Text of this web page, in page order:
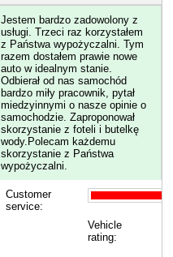
Jestem bardzo zadowolony z
usługi. Trzeci raz korzystałem
z Państwa wypożyczalni. Tym
razem dostałem prawie nowe
auto w idealnym stanie.
Odbierał od nas samochód
bardzo miły pracownik, pytał
miedzyinnymi o nasze opinie o
samochodzie. Zaproponował
skorzystanie z foteli i butelkę
wody.Polecam każdemu
skorzystanie z Państwa
wypożyczalni.
Customer
service:
Vehicle
rating: